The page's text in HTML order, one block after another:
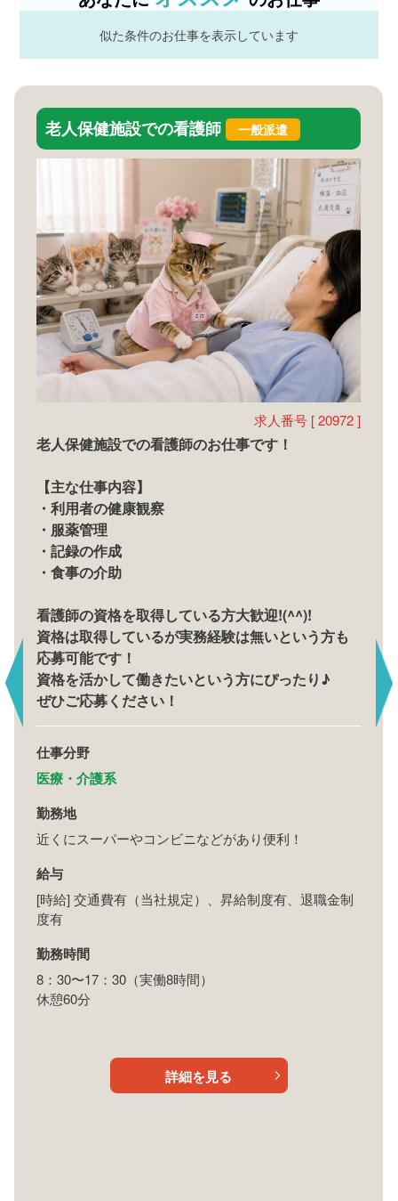
似た条件のお仕事を表示しています
老人保健施設での看護師 一般派遣
求人番号 [ 20972 ]
老人保健施設での看護師のお仕事です！
【主な仕事内容】
・利用者の健康観察
・服薬管理
・記録の作成
・食事の介助
看護師の資格を取得している方大歓迎!(^^)!
資格は取得しているが実務経験は無いという方も
応募可能です！
資格を活かして働きたいという方にぴったり♪
ぜひご応募ください！
仕事分野
医療・介護系
勤務地
近くにスーパーやコンビニなどがあり便利！
給与
[時給] 交通費有（当社規定）、昇給制度有、退職金制
度有
勤務時間
8：30〜17：30（実働8時間）
休憩60分
詳細を見る